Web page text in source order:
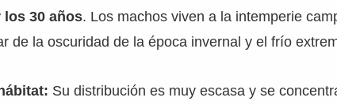
los 30 años. Los machos viven a la intemperie
de la oscuridad de la época invernal y el frío
Su distribución es muy escasa y se